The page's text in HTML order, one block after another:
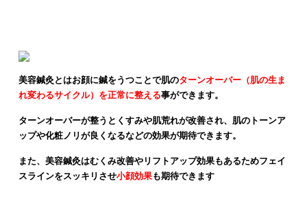
美容鍼灸とはお顔に鍼をうつことで肌のターンオーバー（肌の生ま
れ変わるサイクル）を正常に整える事ができます。
ターンオーバーが整うとくすみや肌荒れが改善され、肌のトーンア
ップや化粧ノリが良くなるなどの効果が期待できます。
また、美容鍼灸はむくみ改善やリフトアップ効果もあるためフェイ
スラインをスッキリさせ小顔効果も期待できます